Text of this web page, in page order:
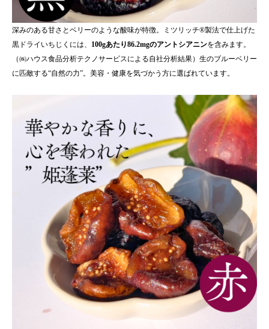
深みのある甘さとベリーのような酸味が特徴。ミツリッチ®製法で仕上げた
黒ドライいちじくには、 100gあたり86.2mgのアントシアニンを含みます。
（㈱ハウス食品分析テクノサービスによる自社分析結果）生のブルーベリー
に匹敵する“自然の力”。美容・健康を気づかう方に選ばれています。